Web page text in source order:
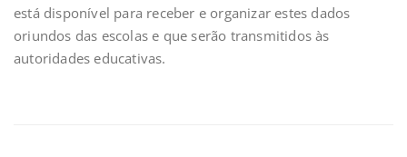
está disponível para receber e organizar estes dados
oriundos das escolas e que serão transmitidos às
autoridades educativas.